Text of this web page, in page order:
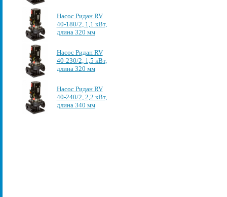
Насос Ридан RV
40-180/2, 1,1 кВт,
длина 320 мм
Насос Ридан RV
40-230/2, 1,5 кВт,
длина 320 мм
Насос Ридан RV
40-240/2, 2,2 кВт,
длина 340 мм